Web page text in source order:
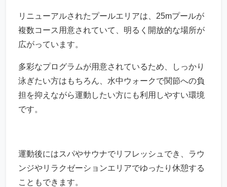
リニューアルされたプールエリアは、25mプールが
複数コース用意されていて、明るく開放的な場所が
広がっています。
多彩なプログラムが用意されているため、しっかり
泳ぎたい方はもちろん、水中ウォークで関節への負
担を抑えながら運動したい方にも利用しやすい環境
です。
運動後にはスパやサウナでリフレッシュでき、ラウ
ンジやリラクゼーションエリアでゆったり休憩する
こともできます。